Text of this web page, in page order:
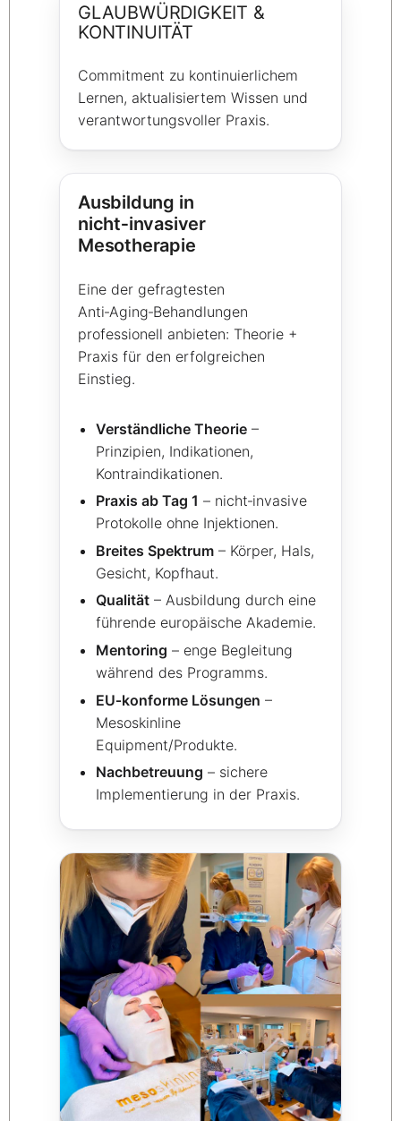
GLAUBWÜRDIGKEIT &
KONTINUITÄT
Commitment zu kontinuierlichem
Lernen, aktualisiertem Wissen und
verantwortungsvoller Praxis.
Ausbildung in
nicht‑invasiver
Mesotherapie
Eine der gefragtesten
Anti‑Aging‑Behandlungen
professionell anbieten: Theorie +
Praxis für den erfolgreichen
Einstieg.
Verständliche Theorie –
Prinzipien, Indikationen,
Kontraindikationen.
Praxis ab Tag 1 – nicht‑invasive
Protokolle ohne Injektionen.
Breites Spektrum – Körper, Hals,
Gesicht, Kopfhaut.
Qualität – Ausbildung durch eine
führende europäische Akademie.
Mentoring – enge Begleitung
während des Programms.
EU‑konforme Lösungen –
Mesoskinline
Equipment/Produkte.
Nachbetreuung – sichere
Implementierung in der Praxis.